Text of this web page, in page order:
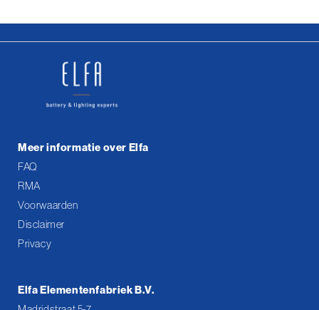
Meer informatie over Elfa
FAQ
RMA
Voorwaarden
Disclaimer
Privacy
Elfa Elementenfabriek B.V.